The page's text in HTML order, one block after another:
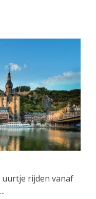
rijden vanaf